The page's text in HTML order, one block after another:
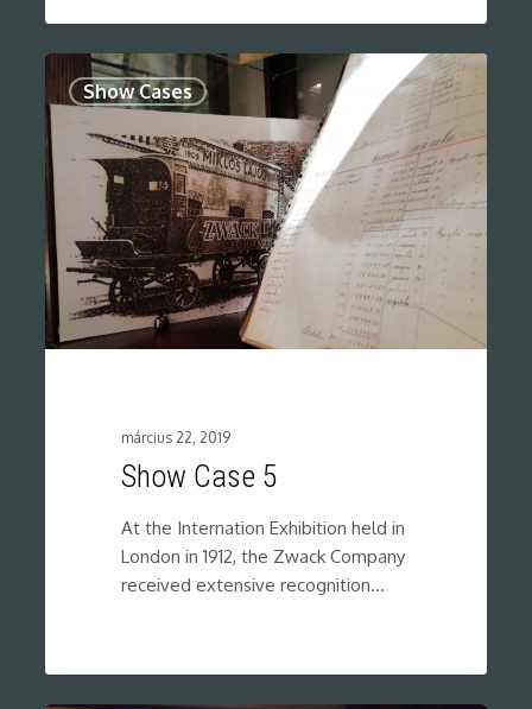
Show Cases
március 22, 2019
Show Case 5
At the Internation Exhibition held in
London in 1912, the Zwack Company
received extensive recognition…
0